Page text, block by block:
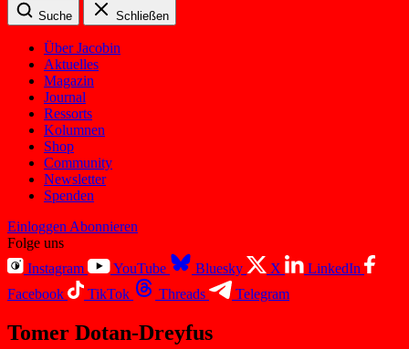
Suche Schließen
Über Jacobin
Aktuelles
Magazin
Journal
Ressorts
Kolumnen
Shop
Community
Newsletter
Spenden
Einloggen Abonnieren
Folge uns
Instagram
YouTube Bluesky X
LinkedIn
Facebook
TikTok Threads Telegram
Tomer Dotan-Dreyfus